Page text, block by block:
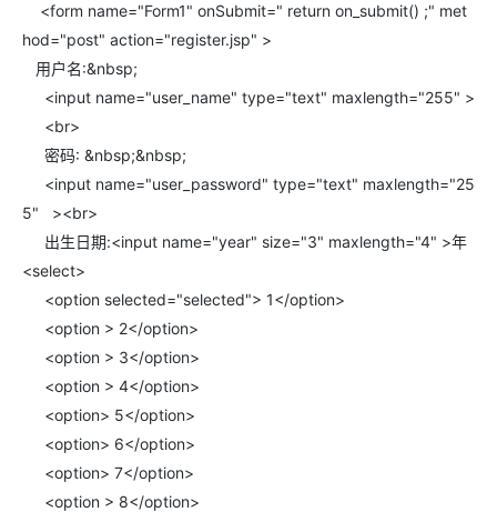
<form name="Form1" onSubmit=" return on_submit() ;" met
hod="post" action="register.jsp" >
用户名:&nbsp;
<input name="user_name" type="text" maxlength="255" >
<br>
密码: &nbsp;&nbsp;
<input name="user_password" type="text" maxlength="25
5" ><br>
出生日期:<input name="year" size="3" maxlength="4" >年
<select>
<option selected="selected"> 1</option>
<option > 2</option>
<option > 3</option>
<option > 4</option>
<option> 5</option>
<option> 6</option>
<option> 7</option>
<option > 8</option>